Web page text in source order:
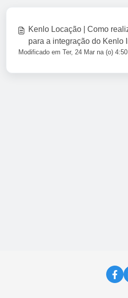
Kenlo Locação | Como
para a integração do Kenlo
Locação?
Modificado em Ter, 24 Mar na (o)